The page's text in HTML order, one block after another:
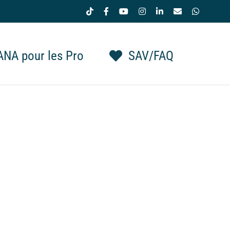
Tiktok FacebookYouTubeInstagramLinkedIn
Email
pour les Pro SAV/FAQ